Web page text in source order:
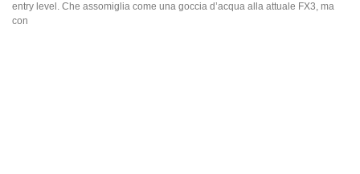
entry level. Che assomiglia come una goccia d’acqua alla attuale FX3, ma
con